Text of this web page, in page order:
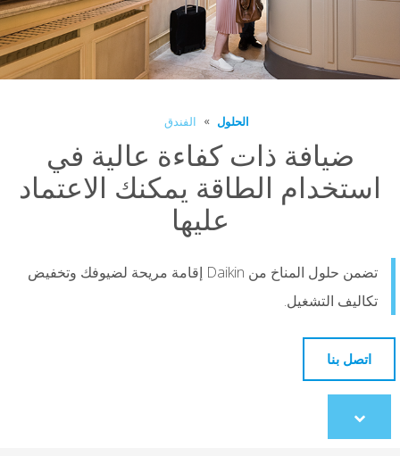
الفندق
ذات كفاءة عالية في
الطاقة يمكنك الاعتماد
تضمن حلول المناخ من Daikin إقامة مريحة لضيوفك وتخفيض